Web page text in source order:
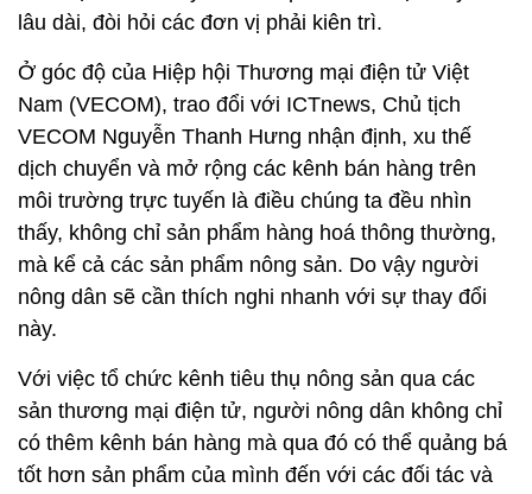
lâu dài, đòi hỏi các đơn vị phải kiên trì.
Ở góc độ của Hiệp hội Thương mại điện tử Việt
Nam (VECOM), trao đổi với ICTnews, Chủ tịch
VECOM Nguyễn Thanh Hưng nhận định, xu thế
dịch chuyển và mở rộng các kênh bán hàng trên
môi trường trực tuyến là điều chúng ta đều nhìn
thấy, không chỉ sản phẩm hàng hoá thông thường,
mà kể cả các sản phẩm nông sản. Do vậy người
nông dân sẽ cần thích nghi nhanh với sự thay đổi
này.
Với việc tổ chức kênh tiêu thụ nông sản qua các
sản thương mại điện tử, người nông dân không chỉ
có thêm kênh bán hàng mà qua đó có thể quảng bá
tốt hơn sản phẩm của mình đến với các đối tác và